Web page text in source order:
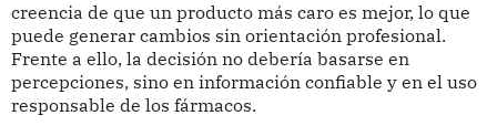
creencia de que un producto más caro es mejor, lo que
puede generar cambios sin orientación profesional.
Frente a ello, la decisión no debería basarse en
percepciones, sino en información confiable y en el uso
responsable de los fármacos.